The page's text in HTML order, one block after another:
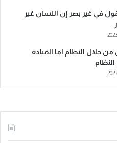
في غير بصر إن اللسان غير
من خلال النظام اما القيادة